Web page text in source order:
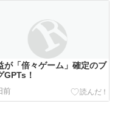
が「倍々ゲーム」確定のブ
GPTs！
前